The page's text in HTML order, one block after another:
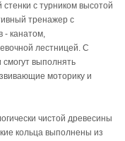
с турником высотой
тренажер с
- канатом,
лестницей. С
выполнять
моторику и
чистой древесины
кольца выполнены из